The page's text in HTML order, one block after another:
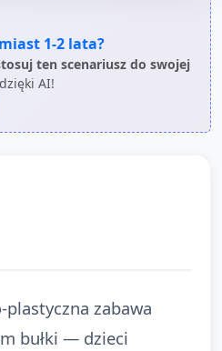
1-2 lata?
ten scenariusz do swojej
AI!
zabawa
bułki — dzieci